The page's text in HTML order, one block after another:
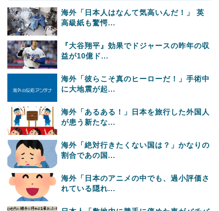
海外「日本人はなんて気高いんだ！」 英
高級紙も驚愕...
『大谷翔平』効果でドジャースの昨年の収
益が10億ド...
海外「彼らこそ真のヒーローだ！」手術中
に大地震が起...
海外「あるある！」日本を旅行した外国人
が患う新たな...
海外「絶対行きたくない国は？」かなりの
割合であの国...
海外「日本のアニメの中でも、過小評価さ
れている隠れ...